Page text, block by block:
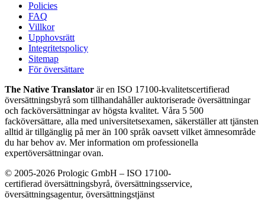
Policies
FAQ
Villkor
Upphovsrätt
Integritetspolicy
Sitemap
För översättare
The Native Translator är en ISO 17100-kvalitetscertifierad
översättningsbyrå som tillhandahåller auktoriserade översättningar
och facköversättningar av högsta kvalitet. Våra 5 500
facköversättare, alla med universitetsexamen, säkerställer att tjänsten
alltid är tillgänglig på mer än 100 språk oavsett vilket ämnesområde
du har behov av. Mer information om professionella
expertöversättningar ovan.
© 2005-2026 Prologic GmbH – ISO 17100-
certifierad översättningsbyrå, översättningsservice,
översättningsagentur, översättningstjänst